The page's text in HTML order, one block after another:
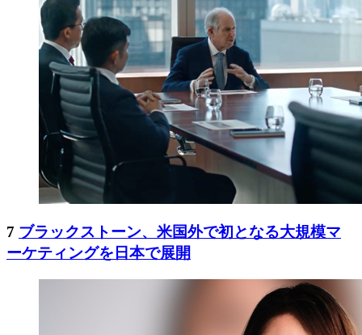
7 ブラックストーン、米国外で初となる大規模マ
ーケティングを日本で展開